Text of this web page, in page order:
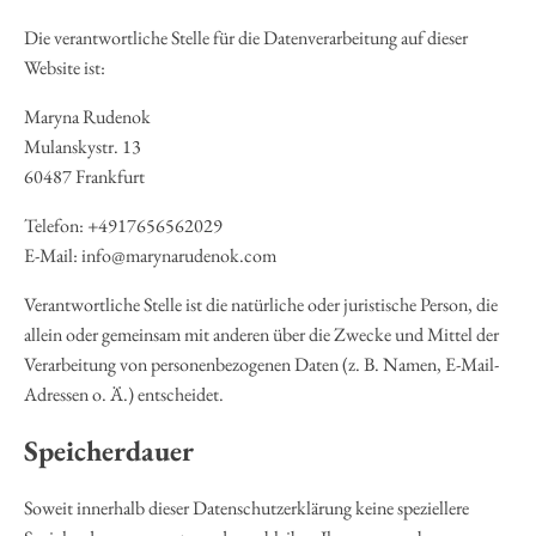
Die verantwortliche Stelle für die Datenverarbeitung auf dieser
Website ist:
Maryna Rudenok
Mulanskystr. 13
60487 Frankfurt
Telefon: +4917656562029
E-Mail: info@marynarudenok.com
Verantwortliche Stelle ist die natürliche oder juristische Person, die
allein oder gemeinsam mit anderen über die Zwecke und Mittel der
Verarbeitung von personenbezogenen Daten (z. B. Namen, E-Mail-
Adressen o. Ä.) entscheidet.
Speicherdauer
Soweit innerhalb dieser Datenschutzerklärung keine speziellere